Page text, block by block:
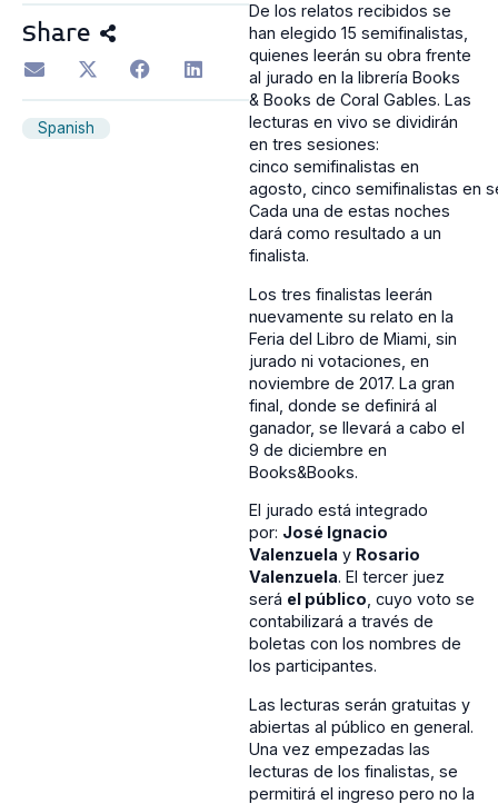
Share
Spanish
De los relatos recibidos se
han elegido 15 semifinalistas,
quienes leerán su obra frente
al jurado en la librería Books
& Books de Coral Gables. Las
lecturas en vivo se dividirán
en tres sesiones:
cinco semifinalistas en
agosto, cinco semifinalistas en
Cada una de estas noches
dará como resultado a un
finalista.
Los tres finalistas leerán
nuevamente su relato en la
Feria del Libro de Miami, sin
jurado ni votaciones, en
noviembre de 2017. La gran
final, donde se definirá al
ganador, se llevará a cabo el
9 de diciembre en
Books&Books.
El jurado está integrado
por: José Ignacio
Valenzuela y Rosario
Valenzuela. El tercer juez
será el público , cuyo voto se
contabilizará a través de
boletas con los nombres de
los participantes.
Las lecturas serán gratuitas y
abiertas al público en general.
Una vez empezadas las
lecturas de los finalistas, se
permitirá el ingreso pero no la